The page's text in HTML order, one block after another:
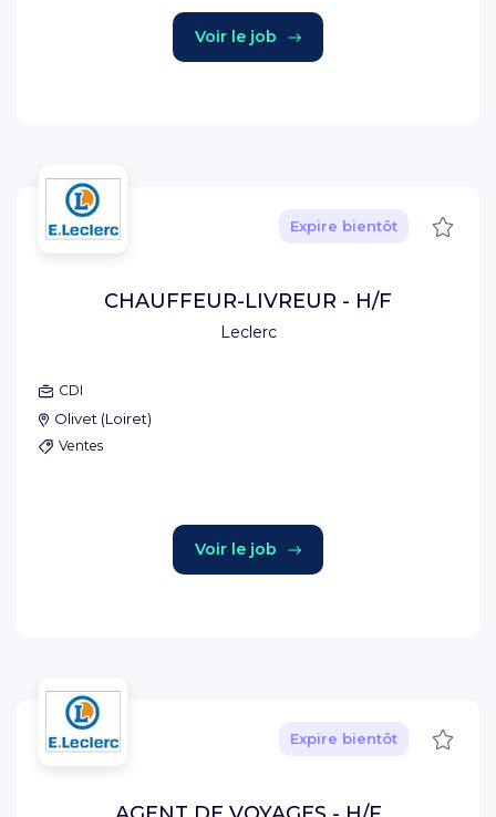
Voir le job
Leclerc
Expire bientôt
CHAUFFEUR-LIVREUR - H/F
CDI
Olivet (Loiret)
Ventes
Voir le job
Expire bientôt